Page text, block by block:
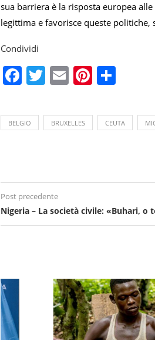
sua barriera è la risposta europea
legittima e favorisce queste
Condividi
Facebook
Twitter
Email
BELGIO BRUXELLES CEUTA
Post precedente
Nigeria – La società civile: «Buhari,